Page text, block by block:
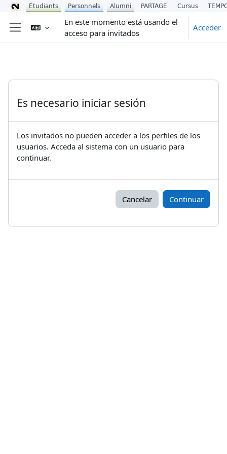
Salta al contenido principal
Panel lateral
En este momento está usando el
acceso para invitados
Acceder
Es necesario iniciar sesión
Los invitados no pueden acceder a los perfiles de los
usuarios. Acceda al sistema con un usuario para
continuar.
Cancelar Continuar
Étudiants Personnels Alumni PARTAGE Cursus